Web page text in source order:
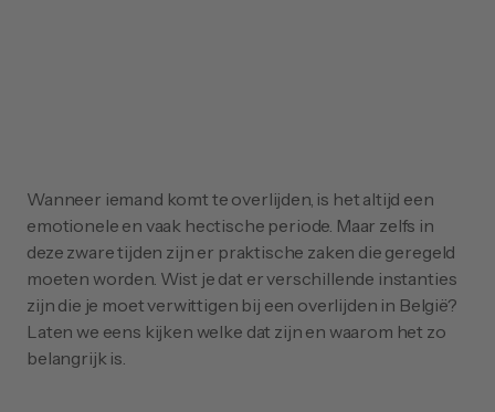
Wanneer iemand komt te overlijden, is het altijd een
emotionele en vaak hectische periode. Maar zelfs in
deze zware tijden zijn er praktische zaken die geregeld
moeten worden. Wist je dat er verschillende instanties
zijn die je moet verwittigen bij een overlijden in België?
Laten we eens kijken welke dat zijn en waarom het zo
belangrijk is.